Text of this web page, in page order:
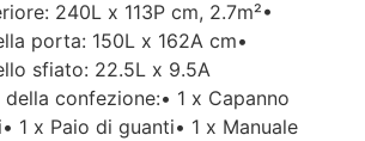
240L x 113P cm, 2.7m²•
porta: 150L x 162A cm•
sfiato: 22.5L x 9.5A
confezione:• 1 x Capanno
1 x Paio di guanti• 1 x Manuale